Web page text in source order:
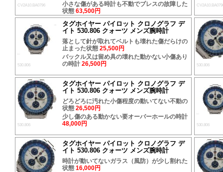
CV2A10.BA0796
小さな傷がある時計も不動でブレスの故障した
状態 63,500円
530.806
タグホイヤー パイロット クロノグラフ デ
イト 530.806 クォーツ メンズ腕時計
落として針が取れてベルトも壊れた傷だらけの
止まった状態 25,500円
バックル又は留め具の壊れた動かない小傷あり
の時計 26,500円 530.806
530.806
タグホイヤー パイロット クロノグラフ デ
イト 530.806 クォーツ メンズ腕時計
どろどろに汚れた小傷程度の動いてない不動の
状態 26,500円
少し傷のある動かない要オーバーホールの時計
48,000円
530.806
タグホイヤー パイロット クロノグラフ デ
イト 530.806 クォーツ メンズ腕時計
時計が動いてないガラス（風防）が少し割れた
状態 16,000円